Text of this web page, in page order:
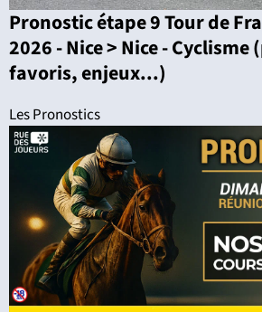
Pronostic étape 9 Tour de
2026 - Nice > Nice -
favoris, enjeux...)
Les Pronostics